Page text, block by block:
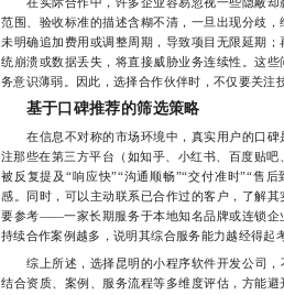
范围、验收标准的描述含糊不清，一旦出现分歧
未明确追加费用或调整周期，导致项目无限延期
统崩溃或数据丢失，将直接威胁业务连续性。这
务意识薄弱。因此，选择合作伙伴时，不仅要关注
基于口碑推荐的筛选策略
在信息不对称的市场环境中，真实用户的口碑
注那些在第三方平台（如知乎、小红书、百度贴
被反复提及“响应快”“沟通顺畅”“交付准时”“售
感。同时，可以主动联系已合作过的客户，了解
要参考——一家长期服务于本地知名品牌或连锁企
持续合作案例越多，说明其综合服务能力越经得起
综上所述，选择昆明的小程序软件开发公司，
结合资质、案例、服务流程等多维度评估，方能